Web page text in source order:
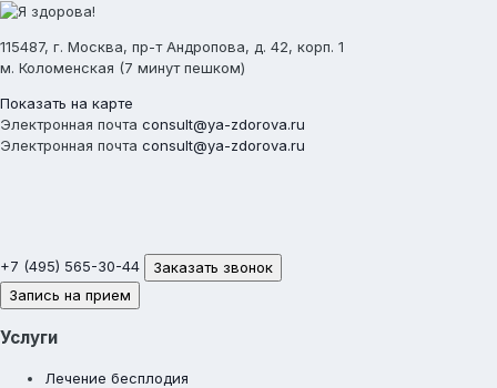
115487, г. Москва, пр-т Андропова, д. 42, корп. 1
м. Коломенская (7 минут пешком)
Показать на карте
Электронная почта consult@ya-zdorova.ru
Электронная почта consult@ya-zdorova.ru
+7 (495) 565-30-44
Заказать звонок
Запись на прием
Услуги
Лечение бесплодия